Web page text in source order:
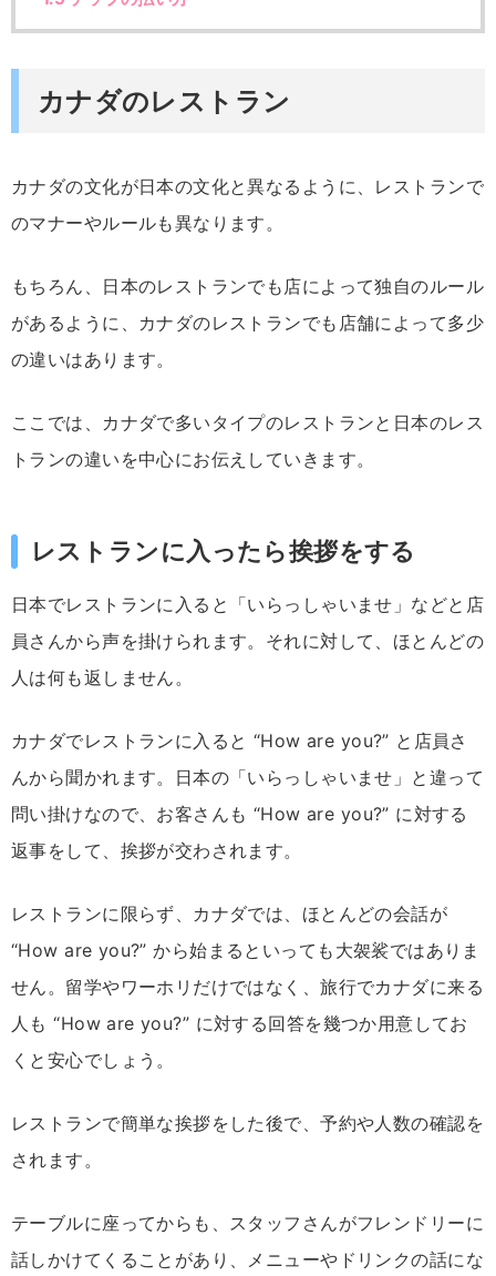
カナダのレストラン
カナダの文化が日本の文化と異なるように、レストランで
のマナーやルールも異なります。
もちろん、日本のレストランでも店によって独自のルール
があるように、カナダのレストランでも店舗によって多少
の違いはあります。
ここでは、カナダで多いタイプのレストランと日本のレス
トランの違いを中心にお伝えしていきます。
レストランに入ったら挨拶をする
日本でレストランに入ると「いらっしゃいませ」などと店
員さんから声を掛けられます。それに対して、ほとんどの
人は何も返しません。
カナダでレストランに入ると “How are you?” と店員さ
んから聞かれます。日本の「いらっしゃいませ」と違って
問い掛けなので、お客さんも “How are you?” に対する
返事をして、挨拶が交わされます。
レストランに限らず、カナダでは、ほとんどの会話が
“How are you?” から始まるといっても大袈裟ではありま
せん。留学やワーホリだけではなく、旅行でカナダに来る
人も “How are you?” に対する回答を幾つか用意してお
くと安心でしょう。
レストランで簡単な挨拶をした後で、予約や人数の確認を
されます。
テーブルに座ってからも、スタッフさんがフレンドリーに
話しかけてくることがあり、メニューやドリンクの話にな